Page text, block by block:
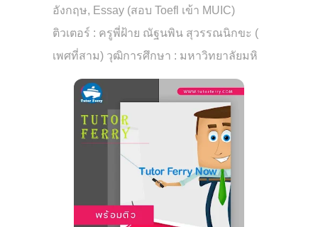
อังกฤษ, Essay (สอบ Toefl เข้า MUIC)
ติวเตอร์ : ครูพี่ฝ้าย ณัฐนพิน สุวรรณนิกขะ (
เพศที่สาม) วุฒิการศึกษา : มหาวิทยาลัยมหิ